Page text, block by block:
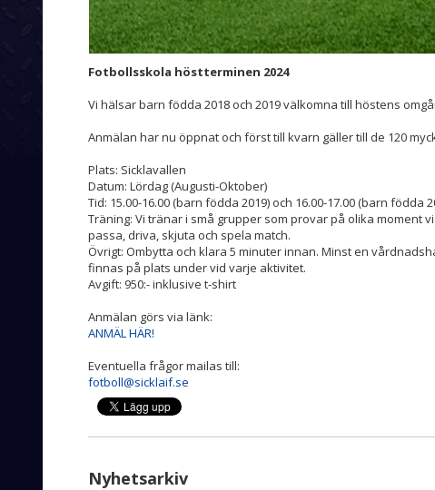
Fotbollsskola höstterminen 2024
Vi hälsar barn födda 2018 och 2019 välkomna till höstens
Anmälan har nu öppnat och först till kvarn gäller till de 120
Plats: Sicklavallen
Datum: Lördag (Augusti-Oktober)
Tid: 15.00-16.00 (barn födda 2019) och 16.00-17.00 (barn födda
Träning: Vi tränar i små grupper som provar på olika moment
passa, driva, skjuta och spela match.
Övrigt: Ombytta och klara 5 minuter innan. Minst en
finnas på plats under vid varje aktivitet.
Avgift: 950:- inklusive t-shirt
Anmälan görs via länk:
ANMÄL HÄR!
Eventuella frågor mailas till:
fotboll@sicklaif.se
Nyhetsarkiv